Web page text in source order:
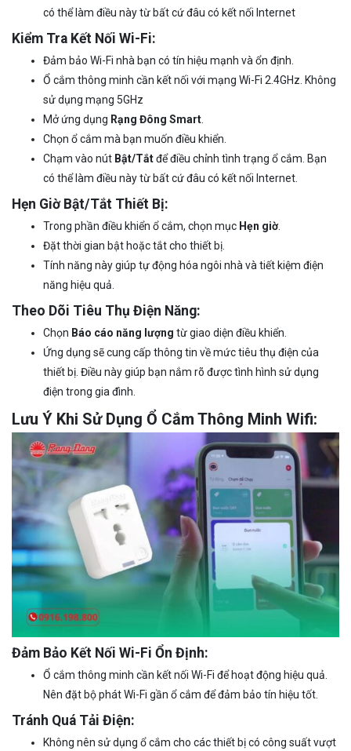
có thể làm điều này từ bất cứ đâu có kết nối Internet
Kiểm Tra Kết Nối Wi-Fi:
Đảm bảo Wi-Fi nhà bạn có tín hiệu mạnh và ổn định.
Ổ cắm thông minh cần kết nối với mạng Wi-Fi 2.4GHz. Không
sử dụng mạng 5GHz
Mở ứng dụng Rạng Đông Smart
Chọn ổ cắm mà bạn muốn điều khiển.
Chạm vào nút Bật/Tắtđể điều chỉnh tình trạng ổ cắm. Bạn
có thể làm điều này từ bất cứ đâu có kết nối Internet.
Hẹn Giờ Bật/Tắt Thiết Bị:
Trong phần điều khiển ổ cắm, chọn mục Hẹn giờ.
Đặt thời gian bật hoặc tắt cho thiết bị.
Tính năng này giúp tự động hóa ngôi nhà và tiết kiệm điện
năng hiệu quả.
Theo Dõi Tiêu Thụ Điện Năng:
Chọn Báo cáo năng lượng từ giao diện điều khiển.
Ứng dụng sẽ cung cấp thông tin về mức tiêu thụ điện của
thiết bị. Điều này giúp bạn nắm rõ được tình hình sử dụng
điện trong gia đình.
Lưu Ý Khi Sử Dụng Ổ Cắm Thông Minh Wifi:
Đảm Bảo Kết Nối Wi-Fi Ổn Định:
Ổ cắm thông minh cần kết nối Wi-Fi để hoạt động hiệu quả.
Nên đặt bộ phát Wi-Fi gần ổ cắm để đảm bảo tín hiệu tốt.
Tránh Quá Tải Điện:
Không nên sử dụng ổ cắm cho các thiết bị có công suất vượt